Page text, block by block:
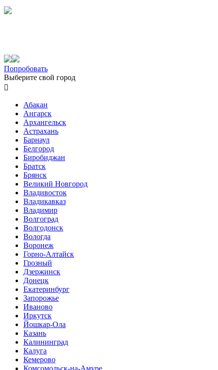
Попробовать
Выберите свой город

Абакан
Ангарск
Архангельск
Астрахань
Барнаул
Белгород
Биробиджан
Братск
Брянск
Великий Новгород
Владивосток
Владикавказ
Владимир
Волгоград
Волгодонск
Вологда
Воронеж
Горно-Алтайск
Грозный
Дзержинск
Донецк
Екатеринбург
Запорожье
Иваново
Иркутск
Йошкар-Ола
Казань
Калининград
Калуга
Кемерово
Комсомольск-на-Амуре